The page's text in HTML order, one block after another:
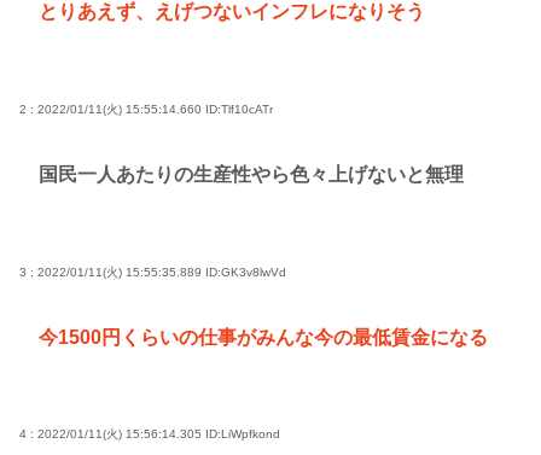
Every Little Thingがデビュー30周年で楽曲人気投票
【大甲子園】被災地熊本県が涙 初出場の熊本代表有
される その名も「ゆーあーすらっがー」
若くて美人なママと親友の淫らな行為内容を毎回聞
とりあえず、えげつないインフレになりそう
2 : 2022/01/11(火) 15:55:14.660 ID:Tlf10cATr
国民一人あたりの生産性やら色々上げないと無理
3 : 2022/01/11(火) 15:55:35.889 ID:GK3v8lwVd
今1500円くらいの仕事がみんな今の最低賃金になる
4 : 2022/01/11(火) 15:56:14.305 ID:LiWpfkond